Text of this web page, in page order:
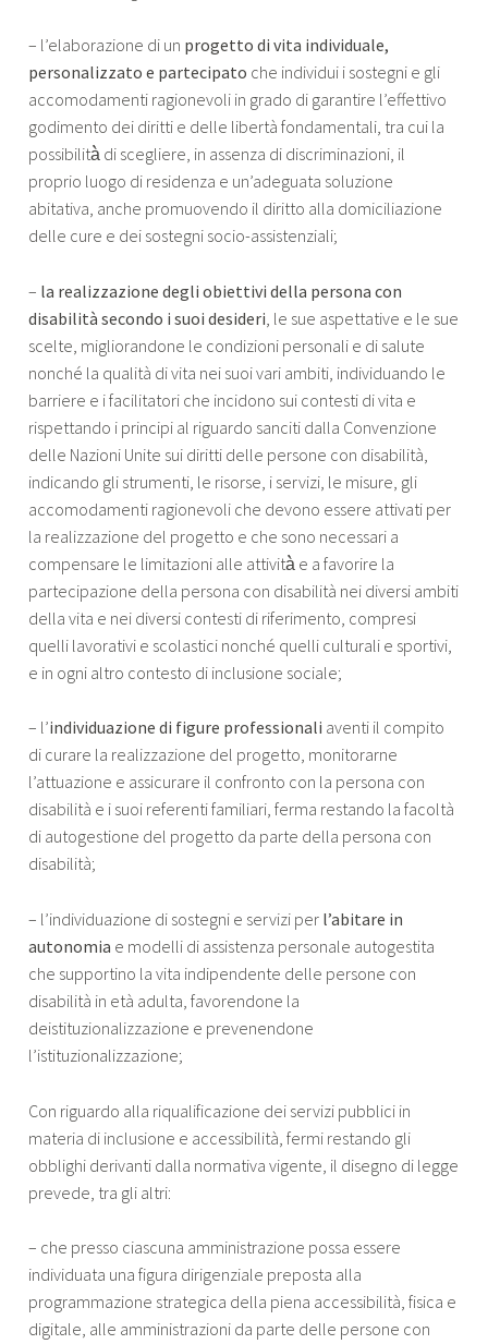
– l’elaborazione di un progetto di vita individuale,
personalizzato e partecipato che individui i sostegni e gli
accomodamenti ragionevoli in grado di garantire l’effettivo
godimento dei diritti e delle libertà fondamentali, tra cui la
possibilità̀ di scegliere, in assenza di discriminazioni, il
proprio luogo di residenza e un’adeguata soluzione
abitativa, anche promuovendo il diritto alla domiciliazione
delle cure e dei sostegni socio-assistenziali;
– la realizzazione degli obiettivi della persona con
disabilità secondo i suoi desideri , le sue aspettative e le sue
scelte, migliorandone le condizioni personali e di salute
nonché la qualità di vita nei suoi vari ambiti, individuando le
barriere e i facilitatori che incidono sui contesti di vita e
rispettando i principi al riguardo sanciti dalla Convenzione
delle Nazioni Unite sui diritti delle persone con disabilità,
indicando gli strumenti, le risorse, i servizi, le misure, gli
accomodamenti ragionevoli che devono essere attivati per
la realizzazione del progetto e che sono necessari a
compensare le limitazioni alle attività̀ e a favorire la
partecipazione della persona con disabilità nei diversi ambiti
della vita e nei diversi contesti di riferimento, compresi
quelli lavorativi e scolastici nonché quelli culturali e sportivi,
e in ogni altro contesto di inclusione sociale;
– l’individuazione di figure professionali aventi il compito
di curare la realizzazione del progetto, monitorarne
l’attuazione e assicurare il confronto con la persona con
disabilità e i suoi referenti familiari, ferma restando la facoltà
di autogestione del progetto da parte della persona con
disabilità;
– l’individuazione di sostegni e servizi per l’abitare in
autonomia e modelli di assistenza personale autogestita
che supportino la vita indipendente delle persone con
disabilità in età adulta, favorendone la
deistituzionalizzazione e prevenendone
l’istituzionalizzazione;
Con riguardo alla riqualificazione dei servizi pubblici in
materia di inclusione e accessibilità, fermi restando gli
obblighi derivanti dalla normativa vigente, il disegno di legge
prevede, tra gli altri:
– che presso ciascuna amministrazione possa essere
individuata una figura dirigenziale preposta alla
programmazione strategica della piena accessibilità, fisica e
digitale, alle amministrazioni da parte delle persone con